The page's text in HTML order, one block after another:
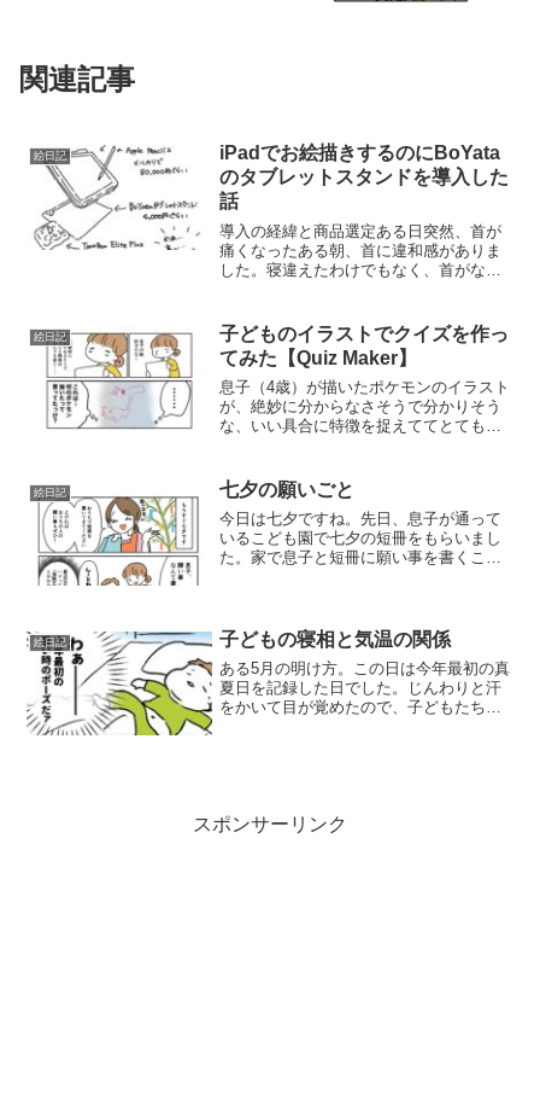
関連記事
絵日記
iPadでお絵描きするのにBoYata
のタブレットスタンドを導入した
話
導入の経緯と商品選定ある日突然、首が
痛くなったある朝、首に違和感がありま
した。寝違えたわけでもなく、首がなん
日中、仕事をしている時も気になるぐら
い。原因はなんとなく分か...
絵日記
子どものイラストでクイズを作っ
てみた【Quiz Maker】
息子（4歳）が描いたポケモンのイラスト
が、絶妙に分からなさそうで分かりそう
な、いい具合に特徴を捉えててとても良
でしょう？」という問題に答えるクイズ
を作りたいと思...
絵日記 七夕の願いごと
今日は七夕ですね。先日、息子が通って
いるこども園で七夕の短冊をもらいまし
た。家で息子と短冊に願い事を書くこと
賊王になるっ！！...
絵日記 子どもの寝相と気温の関係
ある5月の明け方。この日は今年最初の真
夏日を記録した日でした。じんわりと汗
をかいて目が覚めたので、子どもたちの
スポンサーリンク